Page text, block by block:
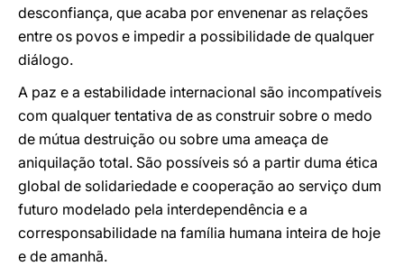
desconfiança, que acaba por envenenar as relações
entre os povos e impedir a possibilidade de qualquer
diálogo.
A paz e a estabilidade internacional são incompatíveis
com qualquer tentativa de as construir sobre o medo
de mútua destruição ou sobre uma ameaça de
aniquilação total. São possíveis só a partir duma ética
global de solidariedade e cooperação ao serviço dum
futuro modelado pela interdependência e a
corresponsabilidade na família humana inteira de hoje
e de amanhã.